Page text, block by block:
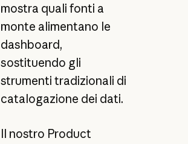
mostra quali fonti a
monte alimentano le
dashboard,
sostituendo gli
strumenti tradizionali di
catalogazione dei dati.
Il nostro Product